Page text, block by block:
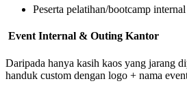
Peserta pelatihan/bootcamp internal
Event Internal & Outing Kantor
Daripada hanya kasih kaos yang jarang
handuk custom dengan logo + nama